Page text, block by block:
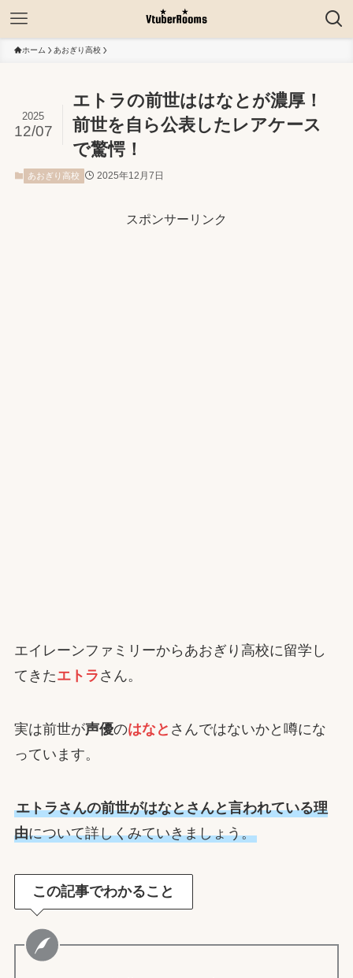
ホーム あおぎり高校
エトラの前世ははなとが濃厚！
前世を自ら公表したレアケース
で驚愕！
2025
12/07
あおぎり高校 2025年12月7日
スポンサーリンク
エイレーンファミリーからあおぎり高校に留学し
てきたエトラ さん。
実は前世が声優のはなと さんではないかと噂にな
っています。
エトラさんの前世がはなとさんと言われている理
由について詳しくみていきましょう。
この記事でわかること